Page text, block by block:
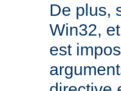
De plus,
Win32,
est